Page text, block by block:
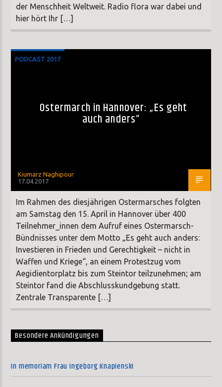
der Menschheit Weltweit. Radio flora war dabei und
hier hört Ihr […]
PODCAST 2017
Ostermarch in Hannover: „Es geht
auch anders“
Kiumarz Naghipour
17.04.2017
Im Rahmen des diesjährigen Ostermarsches folgten
am Samstag den 15. April in Hannover über 400
Teilnehmer_innen dem Aufruf eines Ostermarsch-
Bündnisses unter dem Motto „Es geht auch anders:
Investieren in Frieden und Gerechtigkeit – nicht in
Waffen und Kriege“, an einem Protestzug vom
Aegidientorplatz bis zum Steintor teilzunehmen; am
Steintor fand die Abschlusskundgebung statt.
Zentrale Transparente […]
Besondere Ankündigungen
In memoriam Frau Ingeborg Knapienski